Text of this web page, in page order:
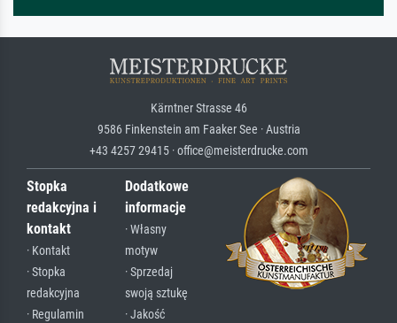
Kärntner Strasse 46
9586 Finkenstein am Faaker See · Austria
+43 4257 29415 · office@meisterdrucke.com
Stopka
redakcyjna i
kontakt
· Kontakt
· Stopka
redakcyjna
· Regulamin
Dodatkowe
informacje
· Własny
motyw
· Sprzedaj
swoją sztukę
· Jakość